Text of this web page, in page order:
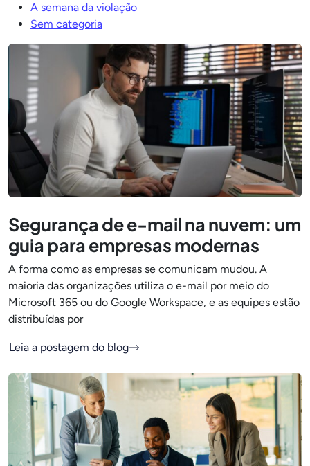
A semana da violação
Sem categoria
Segurança de e-mail na nuvem: um
guia para empresas modernas
A forma como as empresas se comunicam mudou. A
maioria das organizações utiliza o e-mail por meio do
Microsoft 365 ou do Google Workspace, e as equipes estão
distribuídas por
Leia a postagem do blog